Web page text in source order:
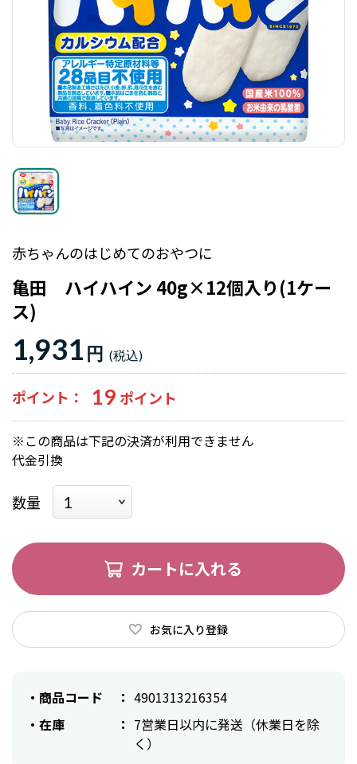
赤ちゃんのはじめてのおやつに
亀田 ハイハイン 40g×12個入り(1ケー
ス)
1,931 円
ポイント 19
※この商品は下記の決済が利用できません
代金引換
数量
カートに入れる
お気に入り登録
商品コード
4901313216354
在庫
7営業日以内に発送（休業日を除
く）